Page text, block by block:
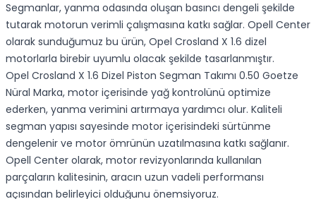
Segmanlar, yanma odasında oluşan basıncı dengeli şekilde
tutarak motorun verimli çalışmasına katkı sağlar. Opell Center
olarak sunduğumuz bu ürün, Opel Crosland X 1.6 dizel
motorlarla birebir uyumlu olacak şekilde tasarlanmıştır.
Opel Crosland X 1.6 Dizel Piston Segman Takımı 0.50 Goetze
Nüral Marka, motor içerisinde yağ kontrolünü optimize
ederken, yanma verimini artırmaya yardımcı olur. Kaliteli
segman yapısı sayesinde motor içerisindeki sürtünme
dengelenir ve motor ömrünün uzatılmasına katkı sağlanır.
Opell Center olarak, motor revizyonlarında kullanılan
parçaların kalitesinin, aracın uzun vadeli performansı
açısından belirleyici olduğunu önemsiyoruz.